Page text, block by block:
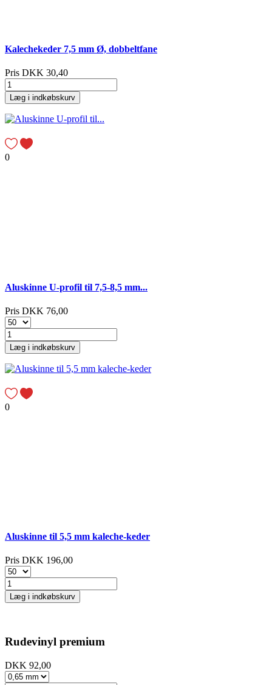
Kalechekeder 7,5 mm Ø, dobbeltfane
Pris DKK 30,40
Læg i indkøbskurv
0
Aluskinne U-profil til 7,5-8,5 mm...
Pris DKK 76,00
Læg i indkøbskurv
0
Aluskinne til 5,5 mm kaleche-keder
Pris DKK 196,00
Læg i indkøbskurv
Rudevinyl premium
DKK 92,00